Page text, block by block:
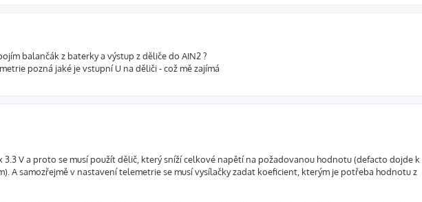
balančák z baterky a výstup z děliče do AIN2 ?
pozná jaké je vstupní U na děliči - což mě zajímá
3.3 V a proto se musí použít dělič, který sníží celkové napětí na požadovanou hodnotu (defacto dojde
A samozřejmě v nastavení telemetrie se musí vysílačky zadat koeficient, kterým je potřeba hodnotu z